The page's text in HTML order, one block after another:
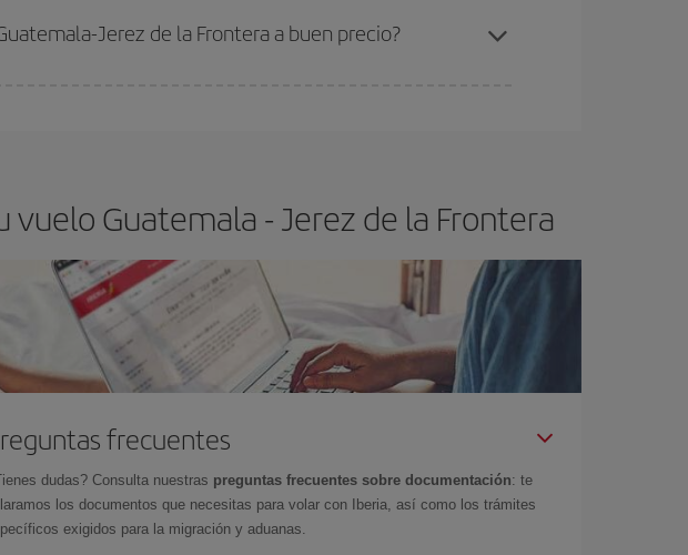
Jerez de la Frontera a buen precio?
Guatemala - Jerez de la Frontera
frecuentes
dudas? Consulta nuestras preguntas frecuentes sobre documentación: te
los documentos que necesitas para volar con Iberia, así como los trámites
exigidos para la migración y aduanas.